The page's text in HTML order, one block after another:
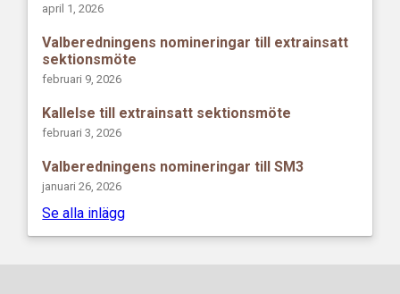
april 1, 2026
Valberedningens nomineringar till extrainsatt
sektionsmöte
februari 9, 2026
Kallelse till extrainsatt sektionsmöte
februari 3, 2026
Valberedningens nomineringar till SM3
januari 26, 2026
Se alla inlägg